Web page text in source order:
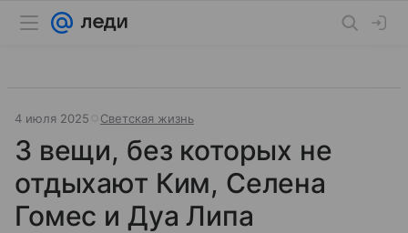
4 июля 2025 Светская жизнь
3 вещи, без которых не
отдыхают Ким, Селена
Гомес и Дуа Липа